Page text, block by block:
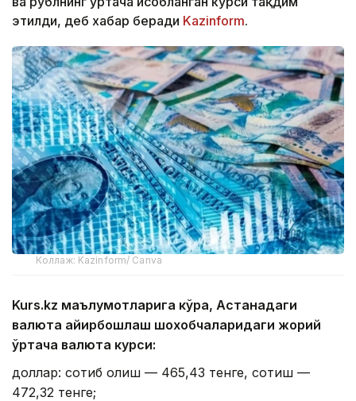
этилди, деб хабар беради Kazinform.
Коллаж: Kazinform/ Canva
Kurs.kz маълумотларига кўра, Астанадаги
валюта айирбошлаш шохобчаларидаги жорий
ўртача валюта курси:
доллар: сотиб олиш — 465,43 тенге, сотиш —
472,32 тенге;